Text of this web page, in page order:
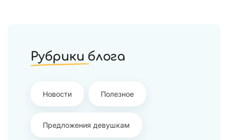
Рубрики блога
Новости Полезное
Предложения девушкам